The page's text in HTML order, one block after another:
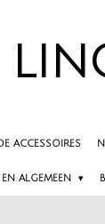
ACCESSOIRES
ALGEMEEN